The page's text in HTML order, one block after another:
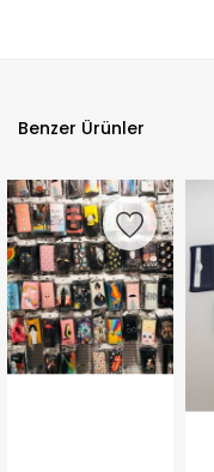
Benzer Ürünler